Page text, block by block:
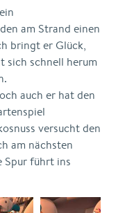
am Strand einen
bringt er Glück,
sich schnell herum
auch er hat den
versucht den
am nächsten
Spur führt ins